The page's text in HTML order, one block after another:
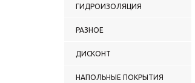
ГИДРОИЗОЛЯЦИЯ
РАЗНОЕ
ДИСКОНТ
НАПОЛЬНЫЕ ПОКРЫТИЯ